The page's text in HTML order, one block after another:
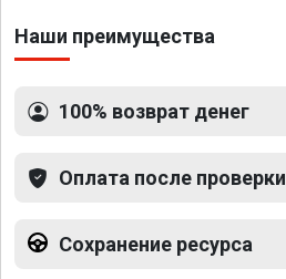
Наши преимущества
100% возврат денег
Оплата после проверки
Сохранение ресурса